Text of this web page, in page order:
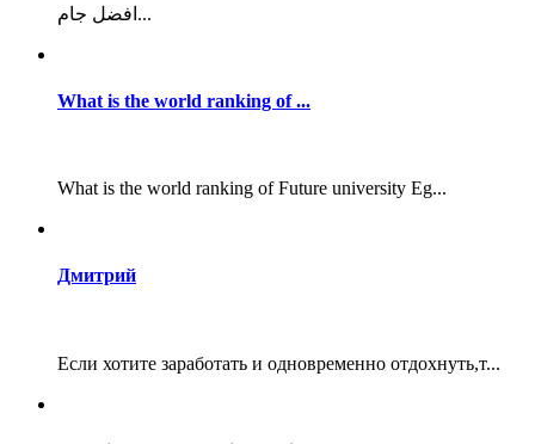
افضل جام...
What is the world ranking of ...
What is the world ranking of Future university Eg...
Дмитрий
Если хотите заработать и одновременно отдохнуть,т...